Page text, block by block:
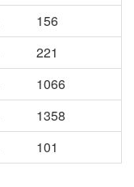
156
221
1066
1358
101